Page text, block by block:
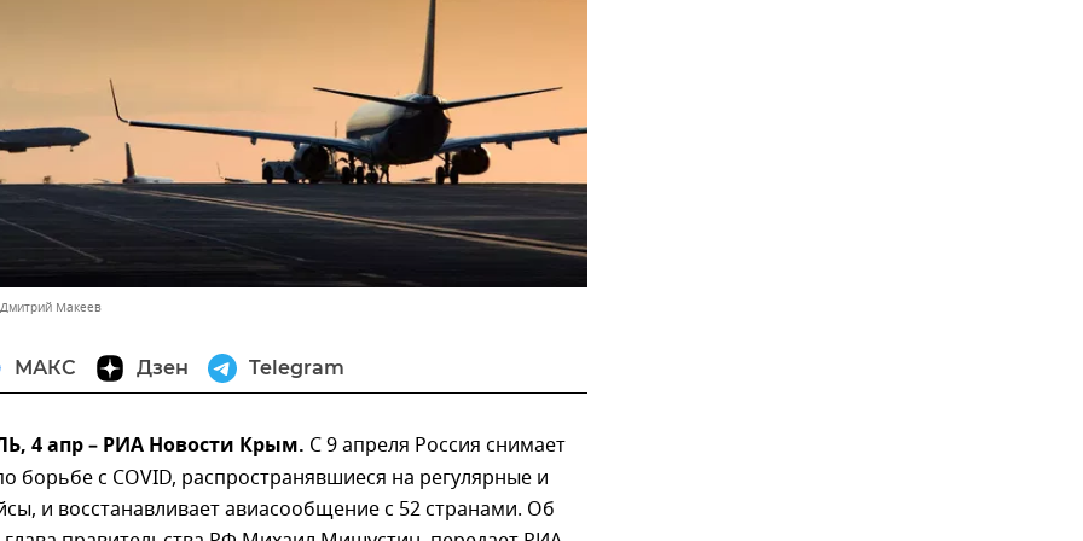
Макеев
МАКС Дзен Telegram
4 апр – РИА Новости Крым. С 9 апреля Россия снимает
борьбе с COVID, распространявшиеся на регулярные и
и восстанавливает авиасообщение с 52 странами. Об